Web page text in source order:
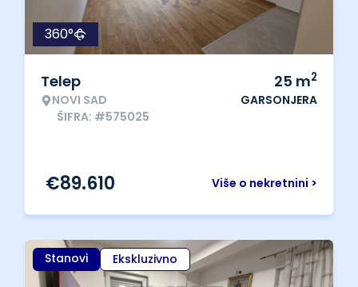
360°
Telep
NOVI SAD
ŠIFRA: #575025
25 m2
GARSONJERA
Više o nekretnini >
€89.610
Stanovi Ekskluzivno